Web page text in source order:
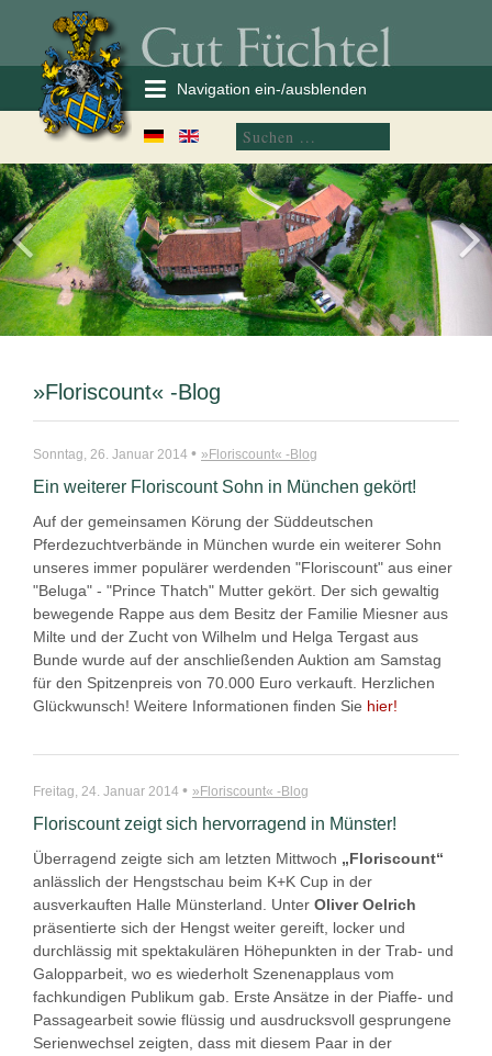
Navigation ein-/ausblenden
»Floriscount« -Blog
Sonntag, 26. Januar 2014 • »Floriscount« -Blog
Ein weiterer Floriscount Sohn in München gekört!
Auf der gemeinsamen Körung der Süddeutschen
Pferdezuchtverbände in München wurde ein weiterer Sohn
unseres immer populärer werdenden "Floriscount" aus einer
"Beluga" - "Prince Thatch" Mutter gekört. Der sich gewaltig
bewegende Rappe aus dem Besitz der Familie Miesner aus
Milte und der Zucht von Wilhelm und Helga Tergast aus
Bunde wurde auf der anschließenden Auktion am Samstag
für den Spitzenpreis von 70.000 Euro verkauft. Herzlichen
Glückwunsch! Weitere Informationen finden Sie hier!
Freitag, 24. Januar 2014 • »Floriscount« -Blog
Floriscount zeigt sich hervorragend in Münster!
Überragend zeigte sich am letzten Mittwoch „Floriscount“
anlässlich der Hengstschau beim K+K Cup in der
ausverkauften Halle Münsterland. Unter Oliver Oelrich
präsentierte sich der Hengst weiter gereift, locker und
durchlässig mit spektakulären Höhepunkten in der Trab- und
Galopparbeit, wo es wiederholt Szenenapplaus vom
fachkundigen Publikum gab. Erste Ansätze in der Piaffe- und
Passagearbeit sowie flüssig und ausdrucksvoll gesprungene
Serienwechsel zeigten, dass mit diesem Paar in der